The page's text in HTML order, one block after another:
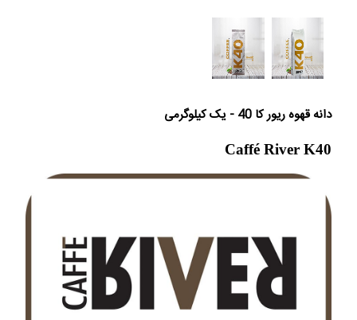
دانه قهوه ریور کا 40 - یک کیلوگرمی
Caffé River K40